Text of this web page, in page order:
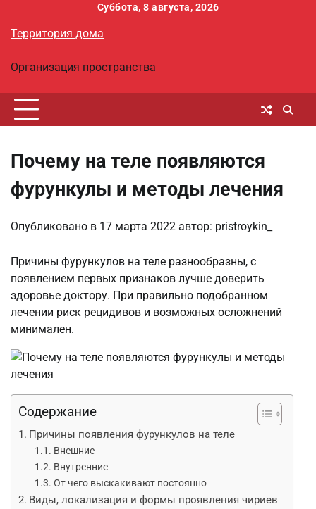
содержимому
Суббота, 8 августа, 2026
Территория дома
Организация пространства
Почему на теле появляются
фурункулы и методы лечения
Опубликовано в 17 марта 2022 автор: pristroykin_
Причины фурункулов на теле разнообразны, с
появлением первых признаков лучше доверить
здоровье доктору. При правильно подобранном
лечении риск рецидивов и возможных осложнений
минимален.
Содержание
Причины появления фурункулов на теле
Внешние
Внутренние
От чего выскакивают постоянно
Виды, локализация и формы проявления чириев